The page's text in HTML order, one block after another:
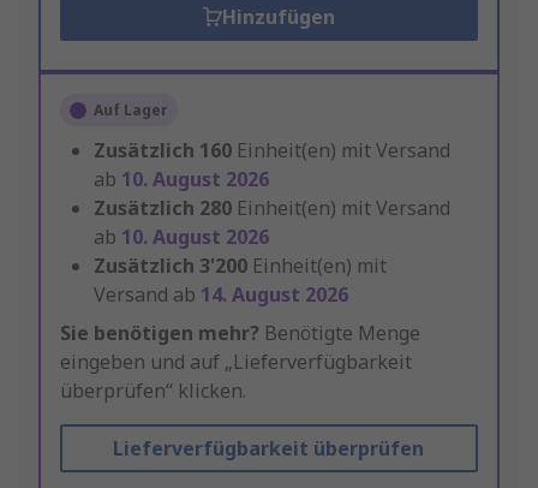
Hinzufügen
Auf Lager
Zusätzlich 160 Einheit(en) mit Versand
ab 10. August 2026
Zusätzlich 280 Einheit(en) mit Versand
ab 10. August 2026
Zusätzlich 3'200 Einheit(en) mit
Versand ab 14. August 2026
Sie benötigen mehr? Benötigte Menge
eingeben und auf „Lieferverfügbarkeit
überprüfen“ klicken.
Lieferverfügbarkeit überprüfen